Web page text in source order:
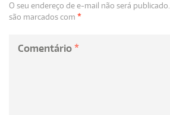
O seu endereço de e-mail não será publicado.
são marcados com *
Comentário *